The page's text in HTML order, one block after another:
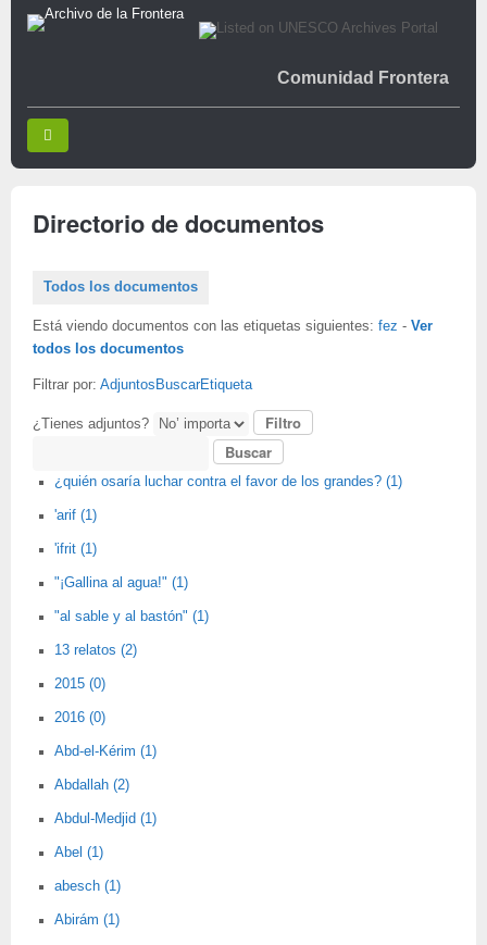
Comunidad Frontera
Directorio de documentos
Todos los documentos
Está viendo documentos con las etiquetas siguientes: fez - Ver
todos los documentos
Filtrar por: Adjuntos BuscarEtiqueta
¿Tienes adjuntos?
¿quién osaría luchar contra el favor de los grandes? (1)
'arif (1)
'ifrit (1)
"¡Gallina al agua!" (1)
"al sable y al bastón" (1)
13 relatos (2)
2015 (0)
2016 (0)
Abd-el-Kérim (1)
Abdallah (2)
Abdul-Medjid (1)
Abel (1)
abesch (1)
Abirám (1)